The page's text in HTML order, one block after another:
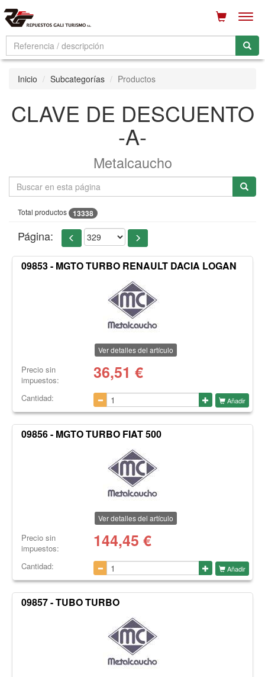
Inicio Subcategorías Productos
CLAVE DE DESCUENTO
-A-
Metalcaucho
Total productos 13338
Página:
09853 - MGTO TURBO RENAULT DACIA LOGAN
Ver detalles del artículo
Precio sin
impuestos:
36,51 €
Cantidad: Añadir
09856 - MGTO TURBO FIAT 500
Ver detalles del artículo
Precio sin
impuestos:
144,45 €
Cantidad: Añadir
09857 - TUBO TURBO